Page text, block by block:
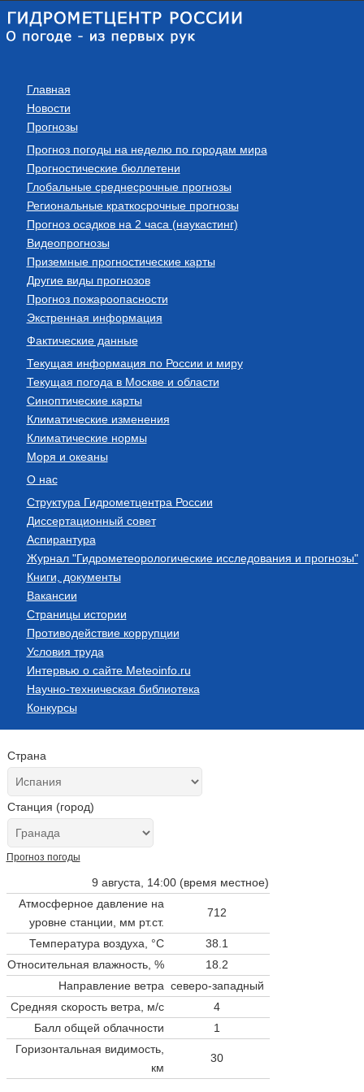
Главная
Новости
Прогнозы
Прогноз погоды на неделю по городам мира
Прогностические бюллетени
Глобальные среднесрочные прогнозы
Региональные краткосрочные прогнозы
Прогноз осадков на 2 часа (наукастинг)
Видеопрогнозы
Приземные прогностические карты
Другие виды прогнозов
Прогноз пожароопасности
Экстренная информация
Фактические данные
Текущая информация по России и миру
Текущая погода в Москве и области
Синоптические карты
Климатические изменения
Климатические нормы
Моря и океаны
О нас
Структура Гидрометцентра России
Диссертационный совет
Аспирантура
Журнал "Гидрометеорологические исследования и прогнозы"
Книги, документы
Вакансии
Страницы истории
Противодействие коррупции
Условия труда
Интервью о сайте Meteoinfo.ru
Научно-техническая библиотека
Конкурсы
Страна
Станция (город)
Прогноз погоды
9 августа, 14:00 (время местное)
Атмосферное давление на
уровне станции, мм рт.ст.
712
Температура воздуха, °C
38.1
Относительная влажность, %
18.2
Направление ветра северо-западный
Средняя скорость ветра, м/с
4
Балл общей облачности
1
Горизонтальная видимость,
км
30